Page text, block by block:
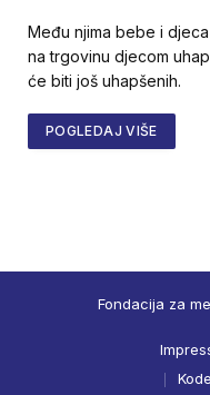
Među njima bebe i
na trgovinu djecom
će biti još uhapšenih.
POGLEDAJ VIŠE
Fondacija za